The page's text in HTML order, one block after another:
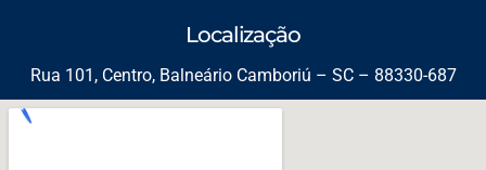
Localização
Rua 101, Centro, Balneário Camboriú – SC – 88330-687